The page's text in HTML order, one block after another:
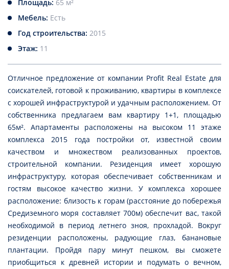
Площадь: 65 м²
Мебель: Есть
Год строительства: 2015
Этаж: 11
Отличное предложение от компании Profit Real Estate для
соискателей, готовой к проживанию, квартиры в комплексе
с хорошей инфраструктурой и удачным расположением. От
собственника предлагаем вам квартиру 1+1, площадью
65м². Апартаменты расположены на высоком 11 этаже
комплекса 2015 года постройки от, известной своим
качеством и множеством реализованных проектов,
строительной компании. Резиденция имеет хорошую
инфраструктуру, которая обеспечивает собственникам и
гостям высокое качество жизни. У комплекса хорошее
расположение: близость к горам (расстояние до побережья
Средиземного моря составляет 700м) обеспечит вас, такой
необходимой в период летнего зноя, прохладой. Вокруг
резиденции расположены, радующие глаз, банановые
плантации. Пройдя пару минут пешком, вы сможете
приобщиться к древней истории и подумать о вечном,